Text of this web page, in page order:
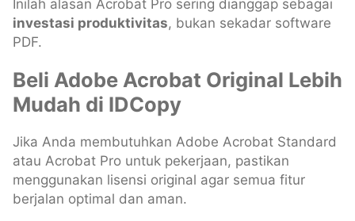
Inilah alasan Acrobat Pro sering dianggap sebagai
investasi produktivitas, bukan sekadar software
PDF.
Beli Adobe Acrobat Original Lebih
Mudah di IDCopy
Jika Anda membutuhkan Adobe Acrobat Standard
atau Acrobat Pro untuk pekerjaan, pastikan
menggunakan lisensi original agar semua fitur
berjalan optimal dan aman.